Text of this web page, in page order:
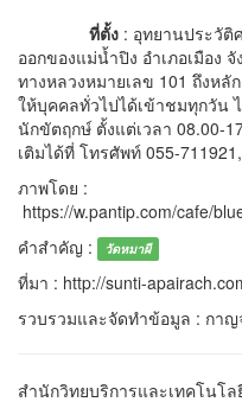
ที่ตั้ง : อุทยานประวัติ
ออกของแม่น้ำปิง อำเภอเมือง
ทางหลวงหมายเลข 101 ถึงหลั
ให้บุคคลทั่วไปได้เข้าชมทุกวัน
นักขัตฤกษ์ ตั้งแต่เวลา 08.00-
เติมได้ที่ โทรศัพท์ 055-
ภาพโดย :
https://w.pantip.com/cafe/
คำสำคัญ :
วัดหมาผี
ที่มา : http://sunti-
รวบรวมและจัดทำข้อมูล : กา
สำนักวิทยบริการและเทคโนโ